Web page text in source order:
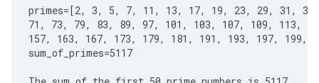
primes=[2, 3, 5, 7, 11, 13, 17, 19, 23, 29, 31,
71, 73, 79, 83, 89, 97, 101, 103, 107, 109, 113,
157, 163, 167, 173, 179, 181, 191, 193, 197, 199,
sum_of_primes=5117